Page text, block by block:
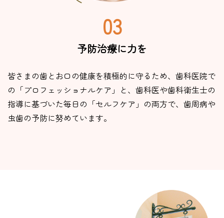
03
予防治療に力を
皆さまの歯とお口の健康を積極的に守るため、歯科医院で
の「プロフェッショナルケア」と、歯科医や歯科衛生士の
指導に基づいた毎日の「セルフケア」の両方で、歯周病や
虫歯の予防に努めています。